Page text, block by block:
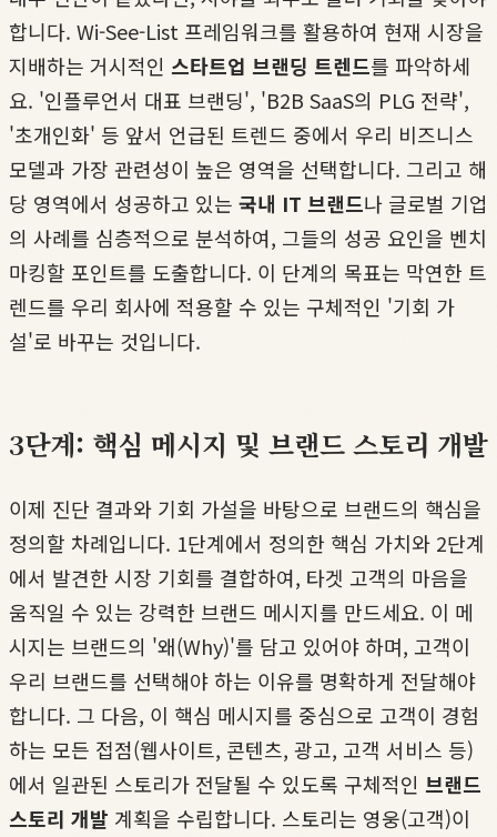
합니다. Wi-See-List 프레임워크를 활용하여 현재 시장을
지배하는 거시적인 스타트업 브랜딩 트렌드를 파악하세
요. '인플루언서 대표 브랜딩', 'B2B SaaS의 PLG 전략',
'초개인화' 등 앞서 언급된 트렌드 중에서 우리 비즈니스
모델과 가장 관련성이 높은 영역을 선택합니다. 그리고 해
당 영역에서 성공하고 있는 국내 IT 브랜드나 글로벌 기업
의 사례를 심층적으로 분석하여, 그들의 성공 요인을 벤치
마킹할 포인트를 도출합니다. 이 단계의 목표는 막연한 트
렌드를 우리 회사에 적용할 수 있는 구체적인 '기회 가
설'로 바꾸는 것입니다.
3단계: 핵심 메시지 및 브랜드 스토리 개발
이제 진단 결과와 기회 가설을 바탕으로 브랜드의 핵심을
정의할 차례입니다. 1단계에서 정의한 핵심 가치와 2단계
에서 발견한 시장 기회를 결합하여, 타겟 고객의 마음을
움직일 수 있는 강력한 브랜드 메시지를 만드세요. 이 메
시지는 브랜드의 '왜(Why)'를 담고 있어야 하며, 고객이
우리 브랜드를 선택해야 하는 이유를 명확하게 전달해야
합니다. 그 다음, 이 핵심 메시지를 중심으로 고객이 경험
하는 모든 접점(웹사이트, 콘텐츠, 광고, 고객 서비스 등)
에서 일관된 스토리가 전달될 수 있도록 구체적인 브랜드
스토리 개발 계획을 수립합니다. 스토리는 영웅(고객)이